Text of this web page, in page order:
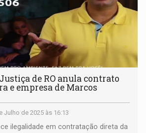
de RO anula contrato
e empresa de Marcos
Julho de 2025 às 16:13
ilegalidade em contratação direta da